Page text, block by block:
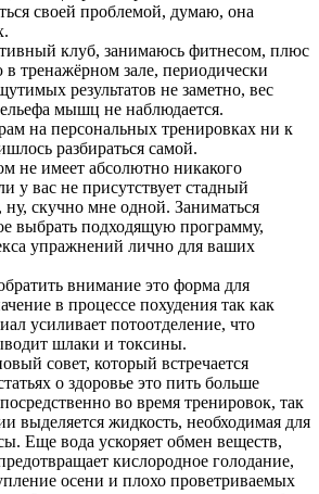
своей проблемой, думаю, она
клуб, занимаюсь фитнесом, плюс
тренажёрном зале, периодически
результатов не заметно, вес
мышц не наблюдается.
на персональных тренировках ни к
разбираться самой.
не имеет абсолютно никакого
у вас не присутствует стадный
ну, скучно мне одной. Заниматься
выбрать подходящую программу,
упражнений лично для ваших
внимание это форма для
в процессе похудения так как
усиливает потоотделение, что
шлаки и токсины.
совет, который встречается
о здоровье это пить больше
во время тренировок, так
выделяется жидкость, необходимая для
Еще вода ускоряет обмен веществ,
кислородное голодание,
осени и плохо проветриваемых